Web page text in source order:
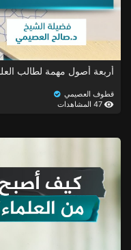
أربعة أصول مهمة لطالب
قطوف العصيمي
47 المشاهدات